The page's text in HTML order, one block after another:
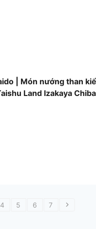
| Món nướng than
Land Izakaya
4 5 6 7